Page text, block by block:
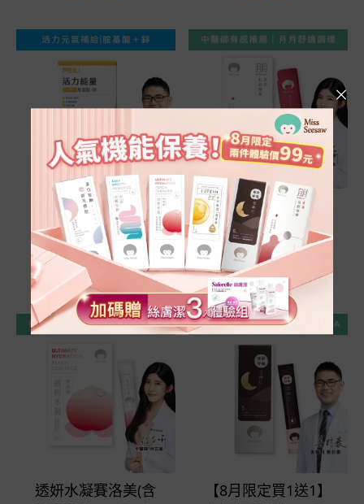
立即選購
活力能量胺基酸+鋅
膠囊 60粒/盒
NT$ 1200
NT$
立即選購
月月私語精華飲 14
入/盒
NT$ 1000
NT$890
立即選購
透妍水凝賽洛美(含
立即選購
【8月限定買1送1】